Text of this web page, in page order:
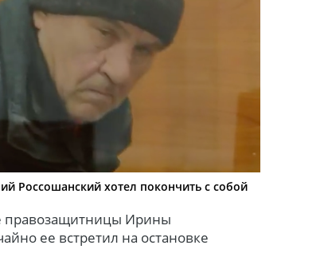
Россошанский хотел покончить с собой
правозащитницы Ирины
ее встретил на остановке